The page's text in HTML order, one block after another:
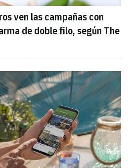
ven las campañas con
de doble filo, según The